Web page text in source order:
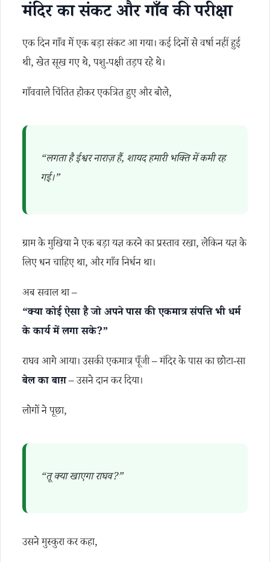
मंदिर का संकट और गाँव की परीक्षा
एक दिन गाँव में एक बड़ा संकट आ गया। कई दिनों से वर्षा नहीं हुई
थी, खेत सूख गए थे, पशु-पक्षी तड़प रहे थे।
गाँववाले चिंतित होकर एकत्रित हुए और बोले,
“लगता है ईश्वर नाराज़ हैं, शायद हमारी भक्ति में कमी रह
गई।”
ग्राम के मुखिया ने एक बड़ा यज्ञ करने का प्रस्ताव रखा, लेकिन यज्ञ के
लिए धन चाहिए था, और गाँव निर्धन था।
अब सवाल था –
“क्या कोई ऐसा है जो अपने पास की एकमात्र संपत्ति भी धर्म
के कार्य में लगा सके?”
राघव आगे आया। उसकी एकमात्र पूँजी – मंदिर के पास का छोटा-सा
बेल का बाग़– उसने दान कर दिया।
लोगों ने पूछा,
“तू क्या खाएगा राघव?”
उसने मुस्कुरा कर कहा,